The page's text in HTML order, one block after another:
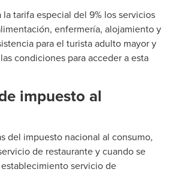
la tarifa especial del 9% los servicios
enfermería, alojamiento y
para el turista adulto mayor y
condiciones para acceder a esta
impuesto al
del impuesto nacional al consumo,
de restaurante y cuando se
servicio de